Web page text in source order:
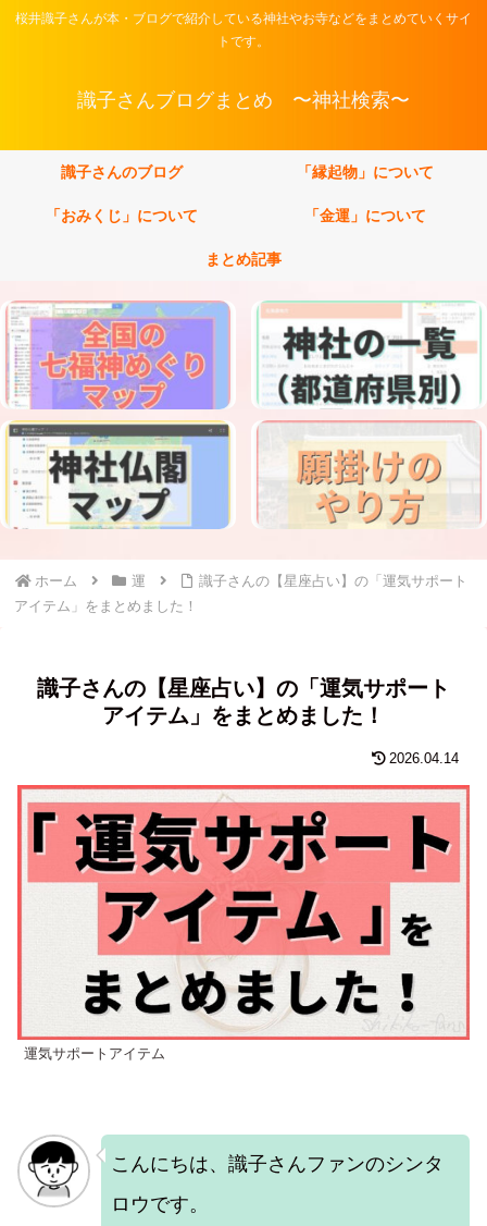
桜井識子さんが本・ブログで紹介している神社やお寺などをまとめていくサイ
トです。
識子さんブログまとめ 〜神社検索〜
識子さんのブログ 「縁起物」について
「おみくじ」について 「金運」について
まとめ記事
ホーム 運
識子さんの【星座占い】の「運気サポート
アイテム」をまとめました！
識子さんの【星座占い】の「運気サポート
アイテム」をまとめました！
2026.04.14
運気サポートアイテム
こんにちは、識子さんファンのシンタ
ロウです。